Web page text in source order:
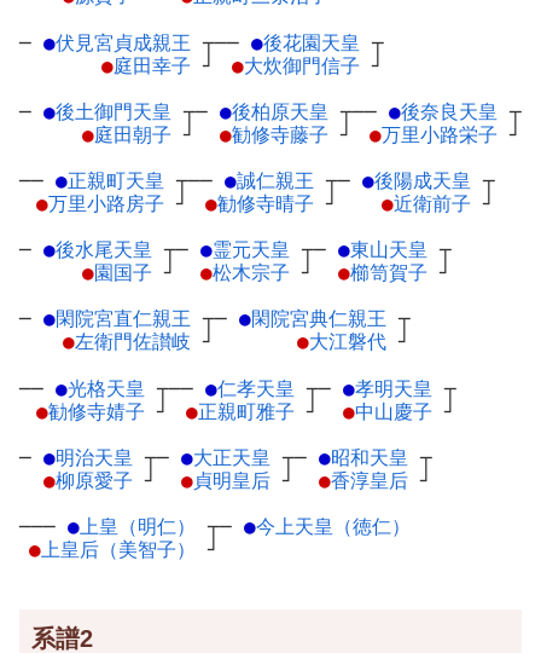
─ ●伏見宮貞成親王 ┬
●庭田幸子 ┘
── ●後花園天皇 ┬
●大炊御門信子 ┘
─ ●後土御門天皇 ┬
●庭田朝子 ┘
─ ●後柏原天皇 ┬
●勧修寺藤子 ┘
── ●後奈良天皇 ┬
●万里小路栄子 ┘
── ●正親町天皇 ┬
●万里小路房子 ┘
── ●誠仁親王 ┬
●勧修寺晴子 ┘
─ ●後陽成天皇 ┬
●近衛前子 ┘
─ ●後水尾天皇 ┬
●園国子 ┘
─ ●霊元天皇 ┬
●松木宗子 ┘
─ ●東山天皇 ┬
●櫛笥賀子 ┘
─ ●閑院宮直仁親王 ┬
●左衛門佐讃岐 ┘
─ ●閑院宮典仁親王 ┬
●大江磐代 ┘
── ●光格天皇 ┬
●勧修寺婧子 ┘
── ●仁孝天皇 ┬
●正親町雅子 ┘
─ ●孝明天皇 ┬
●中山慶子 ┘
─ ●明治天皇 ┬
●柳原愛子 ┘
─ ●大正天皇 ┬
●貞明皇后 ┘
─ ●昭和天皇 ┬
●香淳皇后 ┘
─── ●上皇（明仁）
┬
●上皇后（美智子） ┘
─ ●今上天皇（徳仁）
系譜2